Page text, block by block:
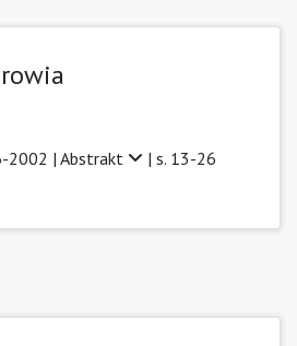
2002 | Abstrakt | s. 13-26